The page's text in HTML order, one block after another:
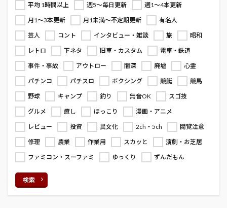
平均 1時間以上 週5～毎日更新
週1～4本更新
月1～3本更新
月1未満～不定期更新
有名人
芸人
コント インタビュー・雑談 旅
昭和
レトロ
下ネタ 旧車・カスタム
電車・鉄道
事件・事故
アウトロー 闇深 廃墟
心霊
パチンコ
パチスロ ボクシング 競艇
競馬
野球
キャンプ 釣り 無音OK
スゴ技
グルメ
癒し ほっこり
漫画・アニメ
レビュー
投資 異文化 2ch・5ch
閲覧注意
修理
農業 作業用 スカッと
演劇・お芝居
ファミコン・スーファミ
ゆっくり ずんだもん
検索